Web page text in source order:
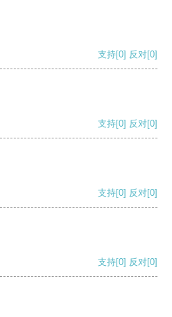
支持[0] 反对[0]
支持[0] 反对[0]
支持[0] 反对[0]
支持[0] 反对[0]